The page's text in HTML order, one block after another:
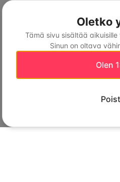
Oletko
Tämä sivu sisältää
Sinun on oltava
Olen